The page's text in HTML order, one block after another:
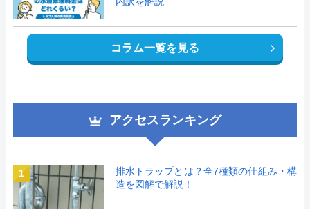
コラム一覧を見る
アクセスランキング
1
排水トラップとは？全7種類の仕組み・構
造を図解で解説！